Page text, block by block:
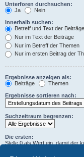
Unterforen durchsuchen:
Ja
Nein
Innerhalb suchen:
Betreff und Text der Beiträge
Nur im Text der Beiträge
Nur im Betreff der Themen
Nur im ersten Beitrag der
Ergebnisse anzeigen als:
Beiträge
Themen
Ergebnisse sortieren nach:
Suchzeitraum begrenzen:
Die ersten:
Stelle 0 als Wert ein, damit der